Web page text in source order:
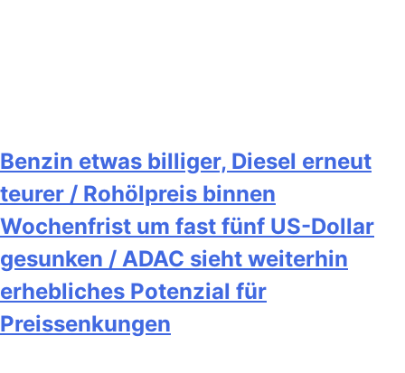
Benzin etwas billiger, Diesel erneut
teurer / Rohölpreis binnen
Wochenfrist um fast fünf US-Dollar
gesunken / ADAC sieht weiterhin
erhebliches Potenzial für
Preissenkungen